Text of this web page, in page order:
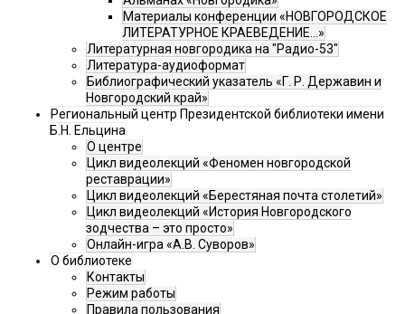
Материалы конференции «НОВГОРОДСКОЕ
ЛИТЕРАТУРНОЕ КРАЕВЕДЕНИЕ...»
Литературная новгородика на "Радио-53"
Литература-аудиоформат
Библиографический указатель «Г. Р. Державин и
Новгородский край»
Региональный центр Президентской библиотеки имени
Б.Н. Ельцина
О центре
Цикл видеолекций «Феномен новгородской
реставрации»
Цикл видеолекций «Берестяная почта столетий»
Цикл видеолекций «История Новгородского
зодчества – это просто»
Онлайн-игра «А.В. Суворов»
О библиотеке
Контакты
Режим работы
Правила пользования